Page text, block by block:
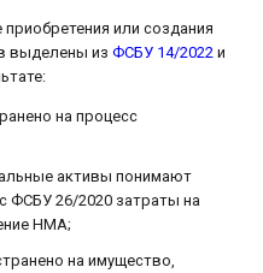
или создания
выделены из ФСБУ 14/2022 и
на процесс
активы понимают
ФСБУ 26/2020 затраты на
НМА;
на имущество,